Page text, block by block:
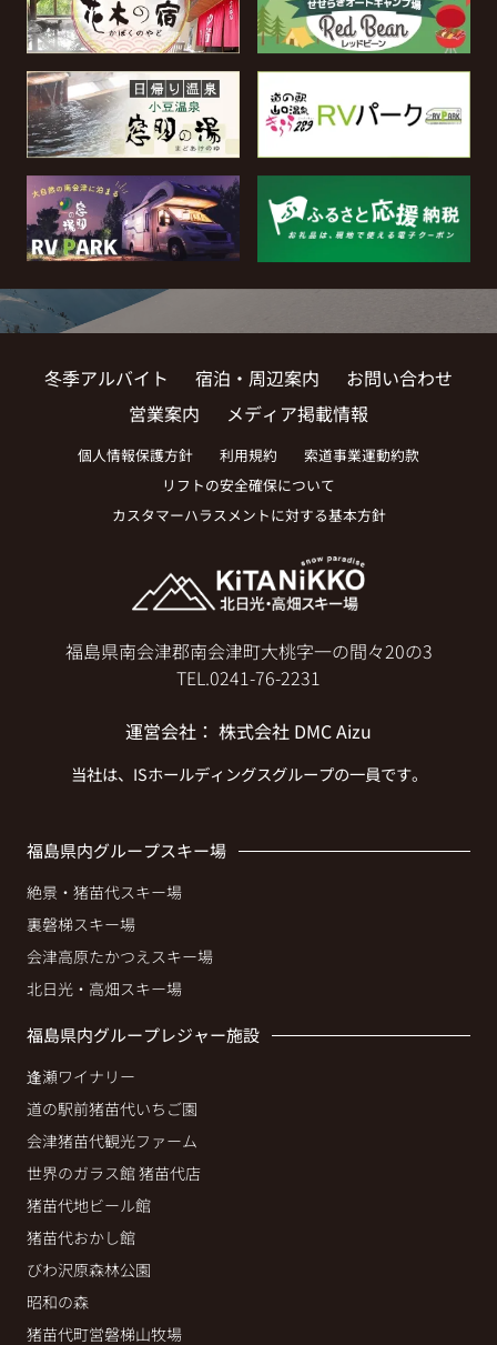
冬季アルバイト 宿泊・周辺案内
お問い合わせ
営業案内
メディア掲載情報
個人情報保護方針 利用規約
索道事業運動約款
リフトの安全確保について
カスタマーハラスメントに対する基本方針
福島県南会津郡南会津町大桃字一の間々20の3
TEL.0241-76-2231
運営会社 ： 株式会社 DMC Aizu
当社は、 ISホールディングスグループの一員です。
福島県内グループスキー場
絶景・猪苗代スキー場
裏磐梯スキー場
会津高原たかつえスキー場
北日光・高畑スキー場
福島県内グループレジャー施設
逢瀬ワイナリー
道の駅前猪苗代いちご園
会津猪苗代観光ファーム
世界のガラス館 猪苗代店
猪苗代地ビール館
猪苗代おかし館
びわ沢原森林公園
昭和の森
猪苗代町営磐梯山牧場